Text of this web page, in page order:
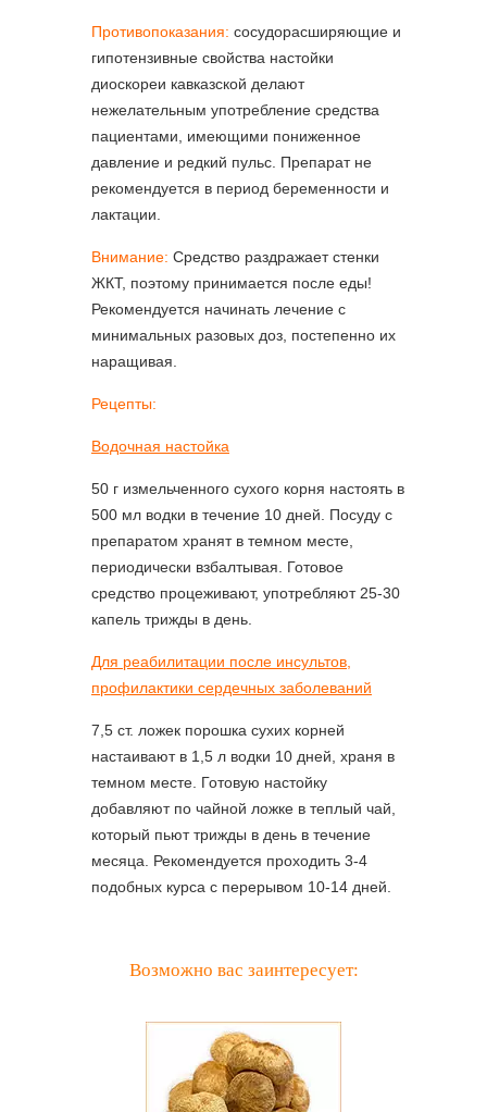
Противопоказания: сосудорасширяющие и
гипотензивные свойства настойки
диоскореи кавказской делают
нежелательным употребление средства
пациентами, имеющими пониженное
давление и редкий пульс. Препарат не
рекомендуется в период беременности и
лактации.
Внимание: Средство раздражает стенки
ЖКТ, поэтому принимается после еды!
Рекомендуется начинать лечение с
минимальных разовых доз, постепенно их
наращивая.
Рецепты:
Водочная настойка
50 г измельченного сухого корня настоять в
500 мл водки в течение 10 дней. Посуду с
препаратом хранят в темном месте,
периодически взбалтывая. Готовое
средство процеживают, употребляют 25-30
капель трижды в день.
Для реабилитации после инсультов,
профилактики сердечных заболеваний
7,5 ст. ложек порошка сухих корней
настаивают в 1,5 л водки 10 дней, храня в
темном месте. Готовую настойку
добавляют по чайной ложке в теплый чай,
который пьют трижды в день в течение
месяца. Рекомендуется проходить 3-4
подобных курса с перерывом 10-14 дней.
Возможно вас заинтересует: